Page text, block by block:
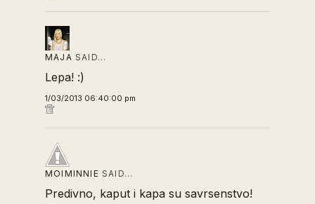
MAJA SAID…
Lepa! :)
1/03/2013 06:40:00 pm
MOIMINNIE SAID…
Predivno, kaput i kapa su savrsenstvo!